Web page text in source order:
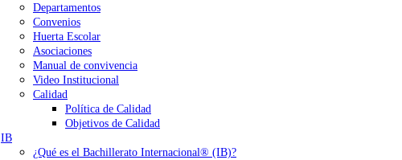
Departamentos
Convenios
Huerta Escolar
Asociaciones
Manual de convivencia
Video Institucional
Calidad
Política de Calidad
Objetivos de Calidad
IB
¿Qué es el Bachillerato Internacional® (IB)?